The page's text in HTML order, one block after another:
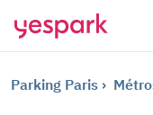
Parking Paris